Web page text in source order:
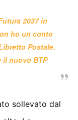
2037 in
ho un conto
Postale.
il nuovo BTP
sollevato dal